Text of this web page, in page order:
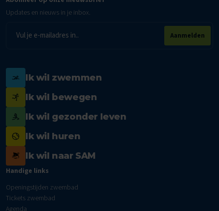
Updates en nieuws in je inbox.
mailadres
Aanmelden
Ik wil zwemmen
Ik wil bewegen
Ik wil gezonder leven
Ik wil huren
Ik wil naar SAM
Handige links
Openingstijden zwembad
Tickets zwembad
Agenda